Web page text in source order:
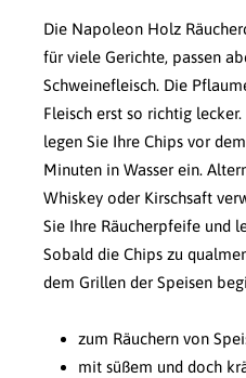
Die Napoleon Holz
für viele Gerichte, passen
Schweinefleisch. Die
Fleisch erst so richtig
legen Sie Ihre Chips vor
Minuten in Wasser ein.
Whiskey oder Kirschsaft
Sie Ihre Räucherpfeife und
Sobald die Chips zu
dem Grillen der Speisen
zum Räuchern von
mit süßem und doch